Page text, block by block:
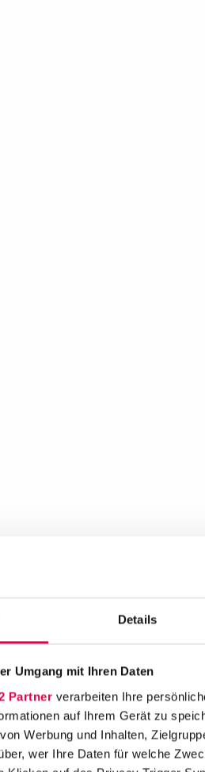
Details
Umgang mit Ihren Daten
Partner verarbeiten Ihre
auf Ihrem Gerät zu
Werbung und Inhalten,
wer Ihre Daten für welche